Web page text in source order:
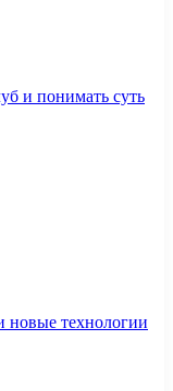
и понимать суть
новые технологии